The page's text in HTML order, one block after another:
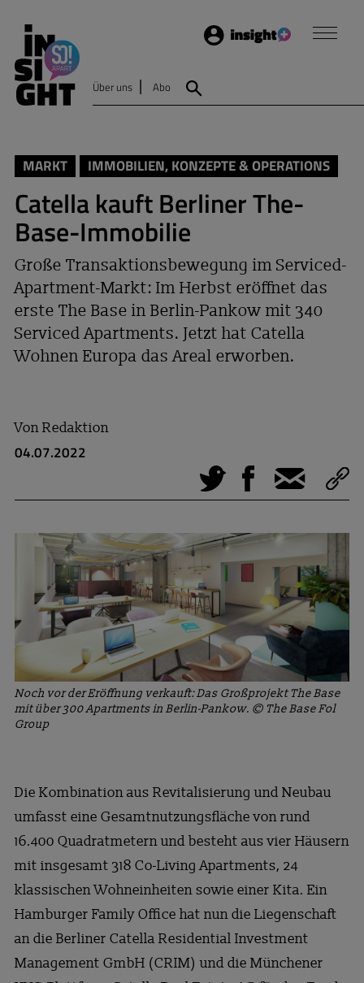
Login
Über uns Abo
MARKT IMMOBILIEN, KONZEPTE & OPERATIONS
Catella kauft Berliner The-
Base-Immobilie
Große Transaktionsbewegung im Serviced-
Apartment-Markt: Im Herbst eröffnet das
erste The Base in Berlin-Pankow mit 340
Serviced Apartments. Jetzt hat Catella
Wohnen Europa das Areal erworben.
VonRedaktion
04.07.2022
Tweet Facebook
E-Mail
Noch vor der Eröffnung verkauft: Das Großprojekt The Base
mit über 300 Apartments in Berlin-Pankow. © The Base Fol
Group
Die Kombination aus Revitalisierung und Neubau
umfasst eine Gesamtnutzungsfläche von rund
16.400 Quadratmetern und besteht aus vier Häusern
mit insgesamt 318 Co-Living Apartments, 24
klassischen Wohneinheiten sowie einer Kita. Ein
Hamburger Family Office hat nun die Liegenschaft
an die Berliner Catella Residential Investment
Management GmbH (CRIM) und die Münchener